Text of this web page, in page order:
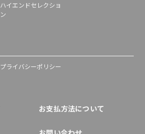
ハイエンドセレクショ
ン
プライバシーポリシー
お支払方法について